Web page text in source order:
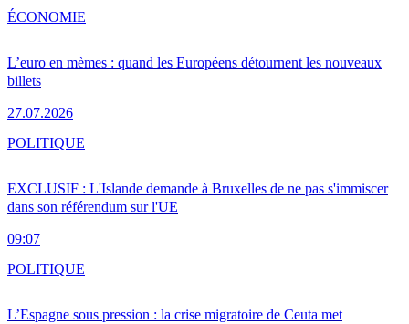
L’euro en mèmes : quand les Européens détournent les nouveaux
billets
27.07.2026
ÉCONOMIE
EXCLUSIF : L'Islande demande à Bruxelles de ne pas s'immiscer
dans son référendum sur l'UE
09:07
POLITIQUE
L’Espagne sous pression : la crise migratoire de Ceuta met
POLITIQUE